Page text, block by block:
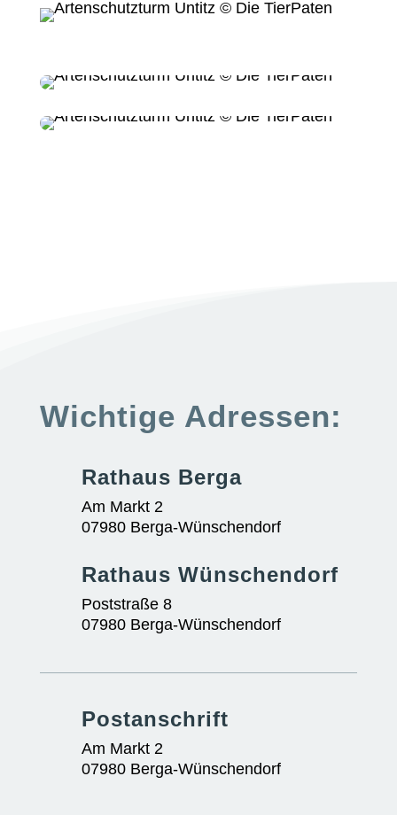
Wichtige Adressen:
Rathaus Berga
Am Markt 2
07980 Berga-Wünschendorf
Rathaus Wünschendorf
Poststraße 8
07980 Berga-Wünschendorf
Postanschrift
Am Markt 2
07980 Berga-Wünschendorf